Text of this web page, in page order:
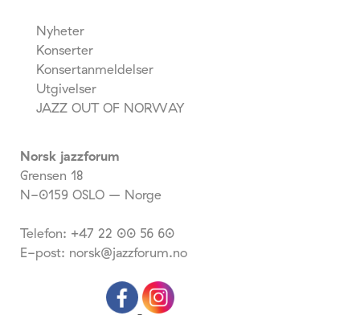
Nyheter
Konserter
Konsertanmeldelser
Utgivelser
JAZZ OUT OF NORWAY
Norsk jazzforum
Grensen 18
N-0159 OSLO – Norge
Telefon: +47 22 00 56 60
E-post: norsk@jazzforum.no